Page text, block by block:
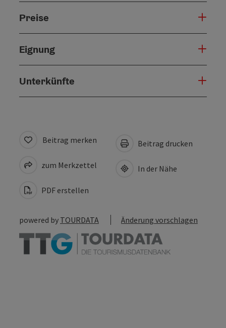
Preise
Eignung
Unterkünfte
Beitrag merken
zum Merkzettel
PDF erstellen
Beitrag drucken
In der Nähe
powered by TOURDATA Änderung vorschlagen